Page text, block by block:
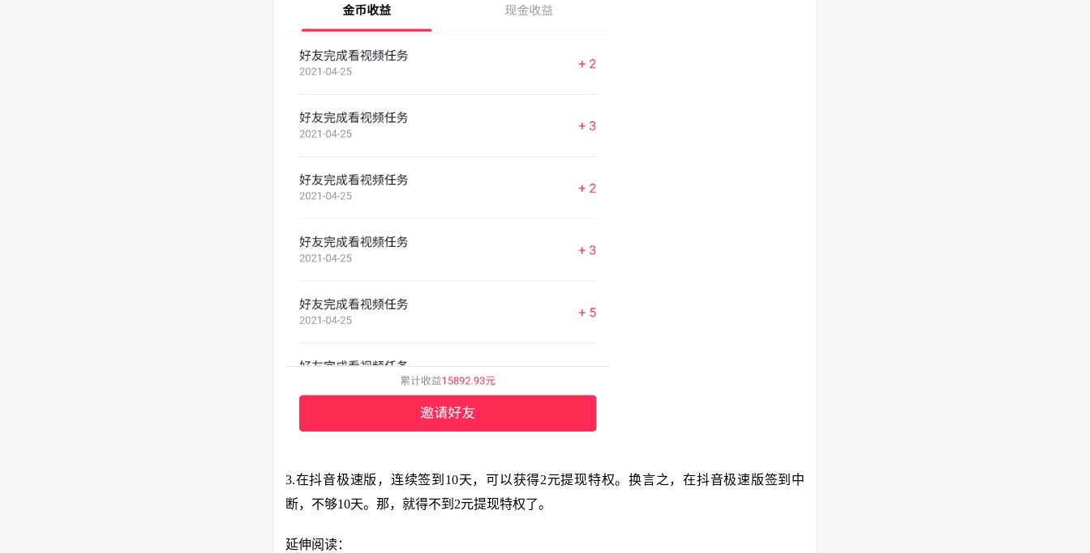
3.在抖音极速版，连续签到10天，可以获得2元提现特权。换言之，在抖音极速版签到中
断，不够10天。那，就得不到2元提现特权了。
延伸阅读：